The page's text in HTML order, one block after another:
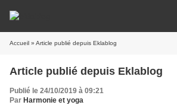
Accueil » Article publié depuis Eklablog
Article publié depuis Eklablog
Publié le 24/10/2019 à 09:21
Par Harmonie et yoga